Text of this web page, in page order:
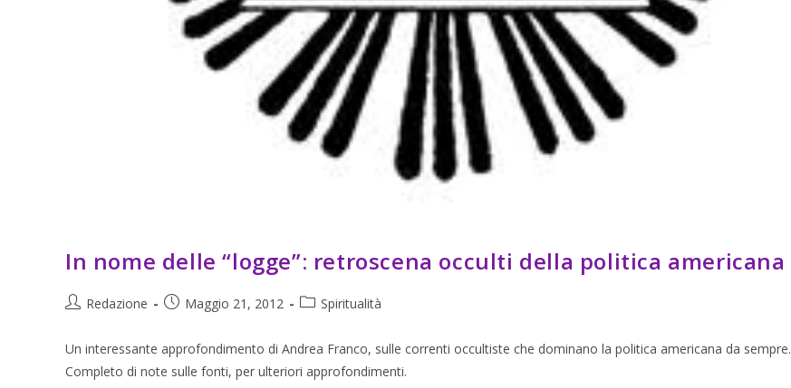
In nome delle “logge”: retroscena occulti della politica americana
Redazione Maggio 21, 2012 Spiritualità
Un interessante approfondimento di Andrea Franco, sulle correnti occultiste che dominano la politica americana da sempre.
Completo di note sulle fonti, per ulteriori approfondimenti.